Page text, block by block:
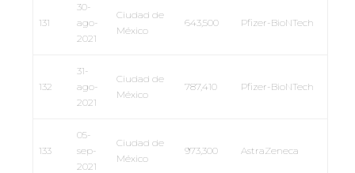
131
30-
ago-
2021
Ciudad de
México
643,500 Pfizer-BioNTech
132
31-
ago-
2021
Ciudad de
México
787,410 Pfizer-BioNTech
133
05-
sep-
2021
Ciudad de
México
973,300 AstraZeneca